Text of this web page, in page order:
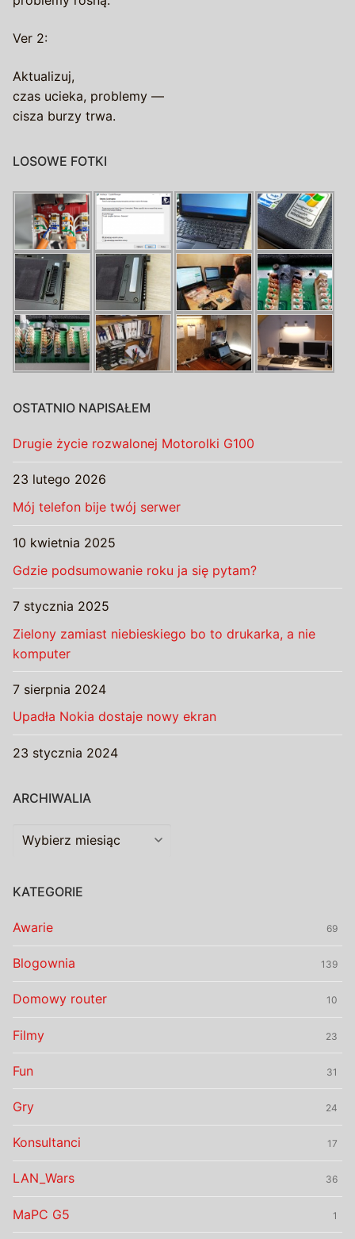
Ver 2:
Aktualizuj,
czas ucieka, problemy —
cisza burzy trwa.
LOSOWE FOTKI
OSTATNIO NAPISAŁEM
Drugie życie rozwalonej Motorolki G100
23 lutego 2026
Mój telefon bije twój serwer
10 kwietnia 2025
Gdzie podsumowanie roku ja się pytam?
7 stycznia 2025
Zielony zamiast niebieskiego bo to drukarka, a nie
komputer
7 sierpnia 2024
Upadła Nokia dostaje nowy ekran
23 stycznia 2024
ARCHIWALIA
Archiwalia
KATEGORIE
Awarie 69
Blogownia 139
Domowy router 10
Filmy 23
Fun 31
Gry 24
Konsultanci 17
LAN_Wars 36
MaPC G5 1